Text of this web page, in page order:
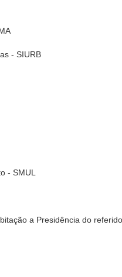
- SIURB
- SMUL
a Presidência do